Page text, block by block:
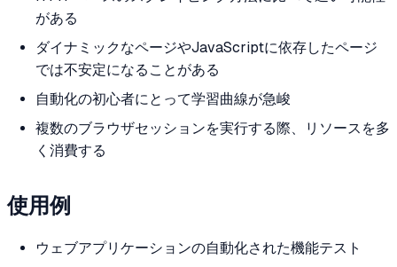
がある
ダイナミックなページやJavaScriptに依存したページ
では不安定になることがある
自動化の初心者にとって学習曲線が急峻
複数のブラウザセッションを実行する際、リソースを多
く消費する
使用例
ウェブアプリケーションの自動化された機能テスト